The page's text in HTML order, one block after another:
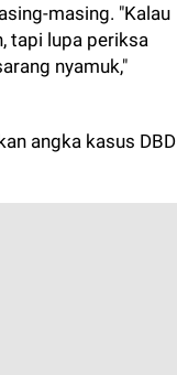
masing. "Kalau
tapi lupa periksa
nyamuk,"
angka kasus DBD